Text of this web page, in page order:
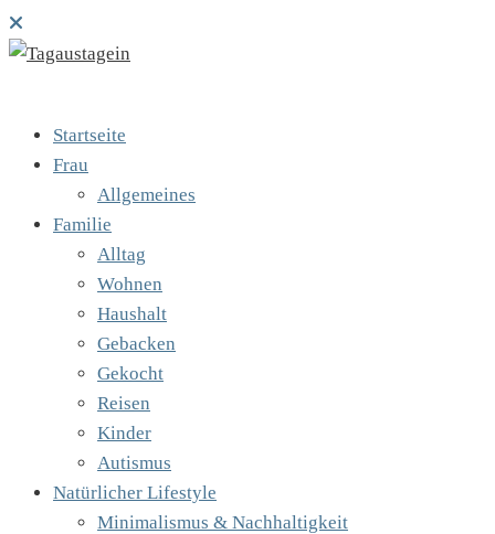
Startseite
Frau
Allgemeines
Familie
Alltag
Wohnen
Haushalt
Gebacken
Gekocht
Reisen
Kinder
Autismus
Natürlicher Lifestyle
Minimalismus & Nachhaltigkeit